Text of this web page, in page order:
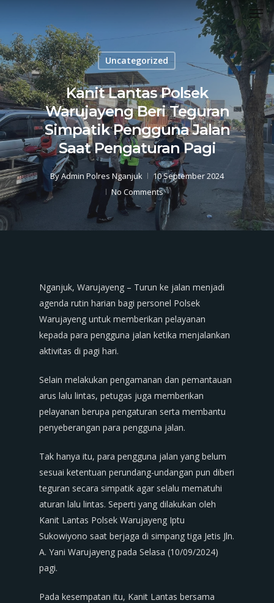
main
content
Uncategorized
Kanit Lantas Polsek
Warujayeng Beri Teguran
Simpatik Pengguna Jalan
Saat Pengaturan Pagi
ByAdmin Polres Nganjuk
10 September 2024
No Comments
Nganjuk, Warujayeng – Turun ke jalan menjadi
agenda rutin harian bagi personel Polsek
Warujayeng untuk memberikan pelayanan
kepada para pengguna jalan ketika menjalankan
aktivitas di pagi hari.
Selain melakukan pengamanan dan pemantauan
arus lalu lintas, petugas juga memberikan
pelayanan berupa pengaturan serta membantu
penyeberangan para pengguna jalan.
Tak hanya itu, para pengguna jalan yang belum
sesuai ketentuan perundang-undangan pun diberi
teguran secara simpatik agar selalu mematuhi
aturan lalu lintas. Seperti yang dilakukan oleh
Kanit Lantas Polsek Warujayeng Iptu
Sukowiyono saat berjaga di simpang tiga Jetis Jln.
A. Yani Warujayeng pada Selasa (10/09/2024)
pagi.
Pada kesempatan itu, Kanit Lantas bersama
Close
Menu